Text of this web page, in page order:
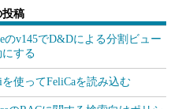
投稿
のv145でD&Dによる分割ビュー
する
を使ってFeliCaを読み込む